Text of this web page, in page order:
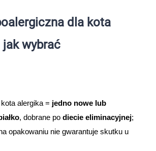
dla kota
wybrać
alergika = jedno nowe lub
, dobrane po diecie eliminacyjnej;
opakowaniu nie gwarantuje skutku u